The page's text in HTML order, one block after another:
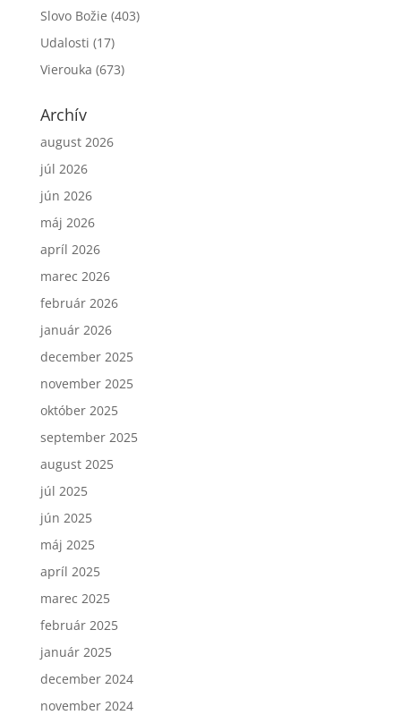
Slovo Božie (403)
Udalosti (17)
Vierouka (673)
Archív
august 2026
júl 2026
jún 2026
máj 2026
apríl 2026
marec 2026
február 2026
január 2026
december 2025
november 2025
október 2025
september 2025
august 2025
júl 2025
jún 2025
máj 2025
apríl 2025
marec 2025
február 2025
január 2025
december 2024
november 2024